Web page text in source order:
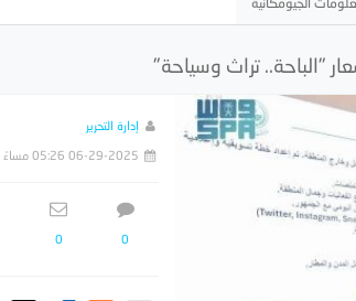
إدارة التحرير
06-29-2025 05:26 مساءً
0
0